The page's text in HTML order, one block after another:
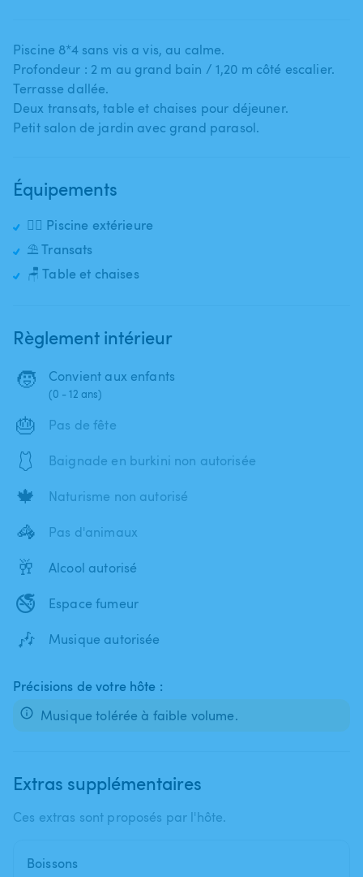
Piscine 8*4 sans vis a vis​,​ au calme.
Profondeur : 2 m au grand bain ​/​ 1​,​20 m côté escalier.
Terrasse dallée.
Deux transats​,​ table et chaises pour déjeuner.
Petit salon de jardin avec grand parasol.
Équipements
🏊‍♂️ Piscine extérieure
⛱️ Transats
🪑 Table et chaises
Règlement intérieur
🧒 Convient aux enfants
(0 - 12 ans)
🎂 Pas de fête
🩱 Baignade en burkini non autorisée
🍁 Naturisme non autorisé
🦓 Pas d'animaux
🥂 Alcool autorisé
🚭 Espace fumeur
🎶 Musique autorisée
Précisions de votre hôte :
Musique tolérée à faible volume.
Extras supplémentaires
Ces extras sont proposés par l'hôte.
Boissons